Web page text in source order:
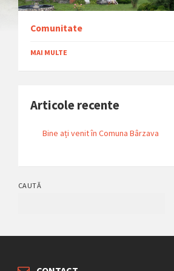
Comunitate
MAI MULTE
Articole recente
Bine ați venit în Comuna Bârzava
CAUTĂ